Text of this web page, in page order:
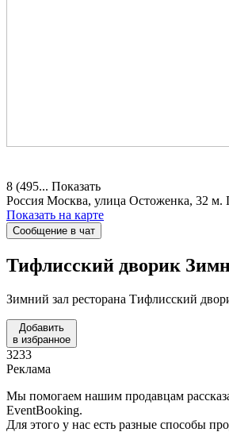
8 (495... Показать
Россия Москва, улица Остоженка, 32 м.
Показать на карте
Сообщение в чат
Тифлисский дворик
Зимний зал ресторана Тифлисский
Добавить
в избранное
3233
Реклама
Мы помогаем нашим продавцам
EventBooking.
Для этого у нас есть разные способы